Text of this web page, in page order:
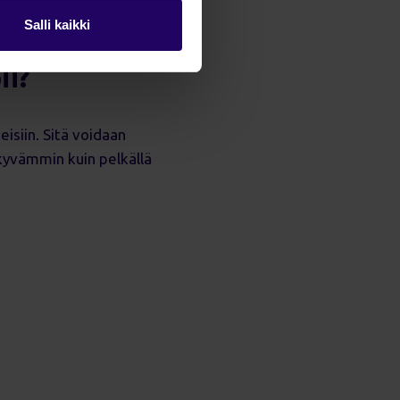
Salli kaikki
Sitä voidaan
kuin pelkällä